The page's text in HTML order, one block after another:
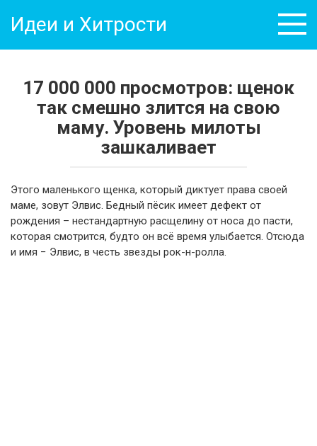
контенту
Идеи и Хитрости
17 000 000 просмотров: щенок
так смешно злится на свою
маму. Уровень милоты
зашкаливает
Этого маленького щенка, который диктует права своей
маме, зовут Элвис. Бедный пёсик имеет дефект от
рождения – нестандартную расщелину от носа до пасти,
которая смотрится, будто он всё время улыбается. Отсюда
и имя − Элвис, в честь звезды рок-н-ролла.